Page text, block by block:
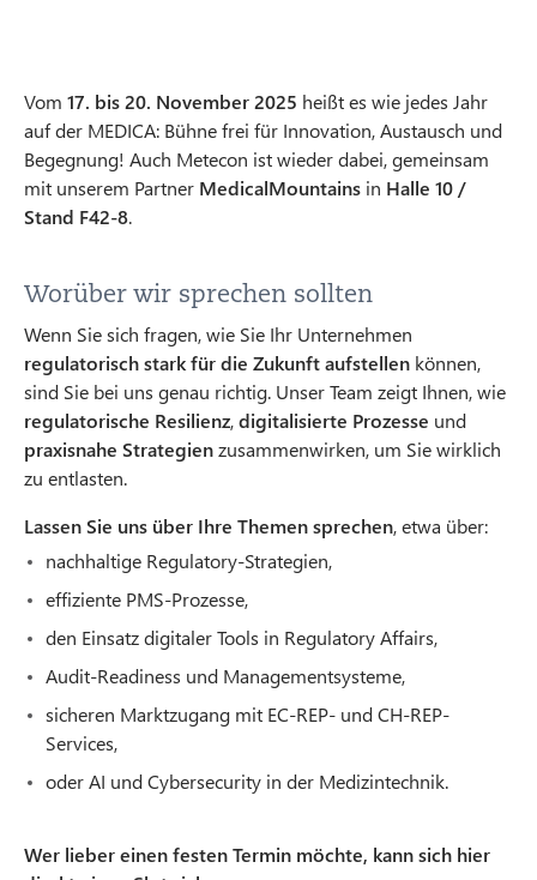
Vom 17. bis 20. November 2025 heißt es wie jedes Jahr
auf der MEDICA: Bühne frei für Innovation, Austausch und
Begegnung! Auch Metecon ist wieder dabei, gemeinsam
mit unserem Partner MedicalMountains in Halle 10 /
Stand F42-8.
Worüber wir sprechen sollten
Wenn Sie sich fragen, wie Sie Ihr Unternehmen
regulatorisch stark für die Zukunft aufstellen können,
sind Sie bei uns genau richtig. Unser Team zeigt Ihnen, wie
regulatorische Resilienz,digitalisierte Prozesse und
praxisnahe Strategienzusammenwirken, um Sie wirklich
zu entlasten.
Lassen Sie uns über Ihre Themen sprechen, etwa über:
nachhaltige Regulatory-Strategien,
effiziente PMS-Prozesse,
den Einsatz digitaler Tools in Regulatory Affairs,
Audit-Readiness und Managementsysteme,
sicheren Marktzugang mit EC-REP- und CH-REP-
Services,
oder AI und Cybersecurity in der Medizintechnik.
Wer lieber einen festen Termin möchte, kann sich hier